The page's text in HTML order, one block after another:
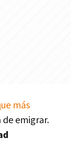
más
de emigrar.